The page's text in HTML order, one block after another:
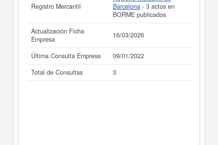
Registro Mercantil
Barcelona - 3 actos en
BORME publicados
Actualización Ficha
Empresa
16/03/2026
Última Consulta Empresa
09/01/2022
Total de Consultas
3